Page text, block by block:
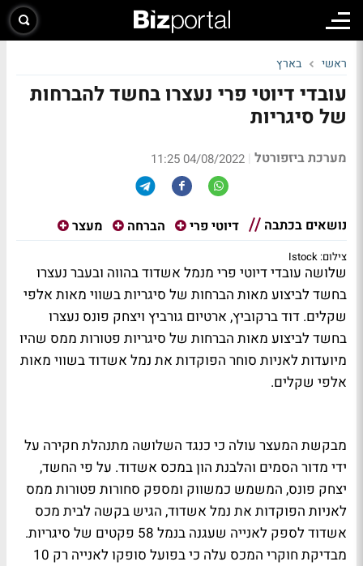
ראשי בארץ
עובדי דיוטי פרי נעצרו בחשד להברחות
של סיגריות
מערכת ביזפורטל |
04/08/2022 11:25
נושאים בכתבה דיוטי פרי הברחה מעצר
צילום: Istock
שלושה עובדי דיוטי פרי מנמל אשדוד בהווה ובעבר נעצרו
בחשד לביצוע מאות הברחות של סיגריות בשווי מאות אלפי
שקלים. דוד ברקוביץ, ארטיום גורביץ ויצחק פונס נעצרו
בחשד לביצוע מאות הברחות של סיגריות פטורות ממס שהיו
מיועדות לאניות סוחר הפוקדות את נמל אשדוד בשווי מאות
אלפי שקלים.
מבקשת המעצר עולה כי כנגד השלושה מתנהלת חקירה על
ידי מדור הסמים והלבנת הון במכס אשדוד. על פי החשד,
יצחק פונס, המשמש כמשווק ומספק סחורות פטורות ממס
לאניות הפוקדות את נמל אשדוד, הגיש בקשה לבית מכס
אשדוד לספק לאנייה שעגנה בנמל 58 פקטים של סיגריות.
מבדיקת חוקרי המכס עלה כי בפועל סופקו לאנייה רק 10